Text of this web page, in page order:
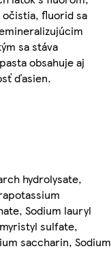
očistia, fluorid sa
sa stáva
obsahuje aj
ďasien.
hydrolysate,
Sodium lauryl
sulfate,
saccharin, Sodium